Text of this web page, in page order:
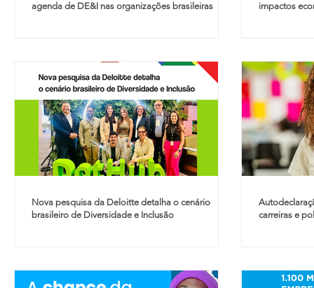
agenda de DE&I nas organizações brasileiras
impactos
Nova pesquisa da Deloitte detalha o cenário
brasileiro de Diversidade e Inclusão
carreiras e